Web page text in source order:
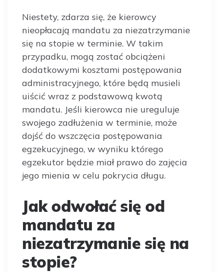
Niestety, zdarza się, że kierowcy
nieopłacają mandatu za niezatrzymanie
się na stopie w terminie. W takim
przypadku, mogą zostać obciążeni
dodatkowymi kosztami postępowania
administracyjnego, które będą musieli
uiścić wraz z podstawową kwotą
mandatu. Jeśli kierowca nie ureguluje
swojego zadłużenia w terminie, może
dojść do wszczęcia postępowania
egzekucyjnego, w wyniku którego
egzekutor będzie miał prawo do zajęcia
jego mienia w celu pokrycia długu.
Jak odwołać się od
mandatu za
niezatrzymanie się na
stopie?